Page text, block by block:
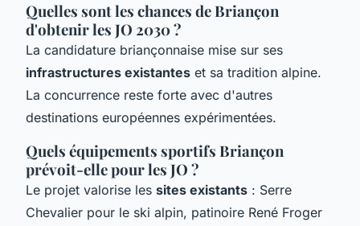
Quelles sont les chances de Briançon
d'obtenir les JO 2030 ?
La candidature briançonnaise mise sur ses
infrastructures existantes et sa tradition alpine.
La concurrence reste forte avec d'autres
destinations européennes expérimentées.
Quels équipements sportifs Briançon
prévoit-elle pour les JO ?
Le projet valorise les sites existants : Serre
Chevalier pour le ski alpin, patinoire René Froger